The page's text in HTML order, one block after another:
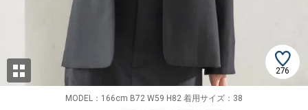
276
MODEL：166cm B72 W59 H82 着用サイズ：38